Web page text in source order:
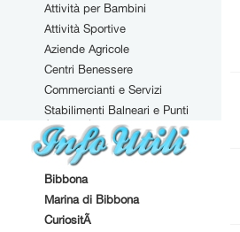
Attività per Bambini
Attività Sportive
Aziende Agricole
Centri Benessere
Commercianti e Servizi
Stabilimenti Balneari e Punti
Attrezzati
Bibbona
Marina di Bibbona
CuriositÃ